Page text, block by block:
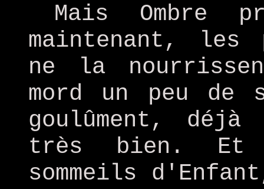
Mais Ombre
maintenant, les
ne la
mord un peu de
goulûment,
très bien. Et
sommeils